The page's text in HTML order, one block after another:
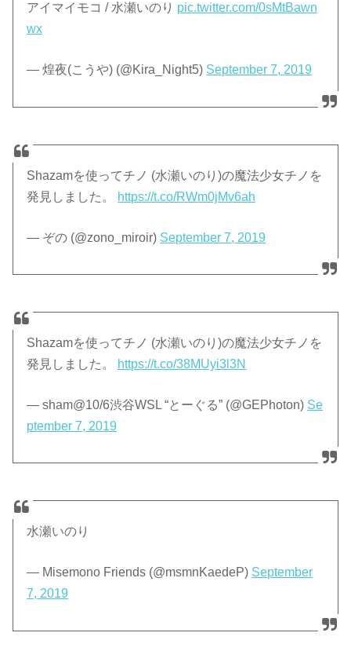
アイマイモコ / 水瀬いのり pic.twitter.com/0sMtBawn
wx
— 煌夜(こうや) (@Kira_Night5) September 7, 2019
Shazamを使ってチノ (水瀬いのり)の魔法少女チノを
発見しました。
https://t.co/RWm0jMv6ah
— ぞの (@zono_miroir) September 7, 2019
Shazamを使ってチノ (水瀬いのり)の魔法少女チノを
発見しました。
https://t.co/38MUyi3l3N
— sham@10/6渋谷WSL “とーぐる” (@GEPhoton) Se
ptember 7, 2019
水瀬いのり
— Misemono Friends (@msmnKaedeP) September
7, 2019